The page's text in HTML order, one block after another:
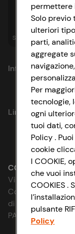
Spesa online
Informazioni
Privacy Policy
Cookie Policy
Impostazioni
Accessibilità
D&I e Parità di
Strategia Fiscale
Link utili
Lavora con noi
Le cooperative
News &
Richiami
CONAD
Via Michelino, 59
Codice Fiscale e
di Bologna
PARTITA IVA
permettere
Solo previo
ulteriori
parti,
aggregate
Per
tecnologie,
ogni
tuoi dati,
Policy .
cookie
I COOKIE,
che vuoi
COOKIES .
pulsante
Policy